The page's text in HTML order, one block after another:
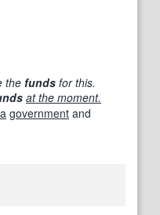
the funds for this.
at the moment.
government and